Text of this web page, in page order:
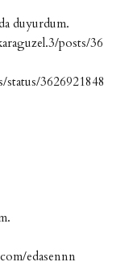
duyurdum.
posts/36
3626921848
edasennn